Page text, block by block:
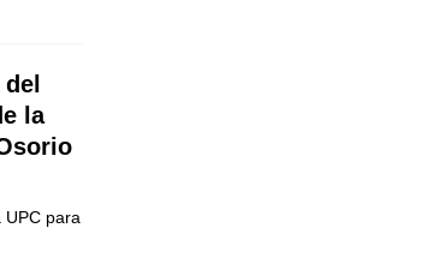
del
la
para